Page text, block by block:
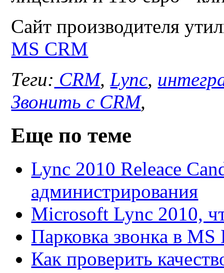
Сайт производителя
MS CRM
Теги: CRM,Lync,
Звонить с CRM,
Еще по теме
Lync 2010 Releace
администрирования
Microsoft Lync 2010,
Парковка звонка в
Как проверить